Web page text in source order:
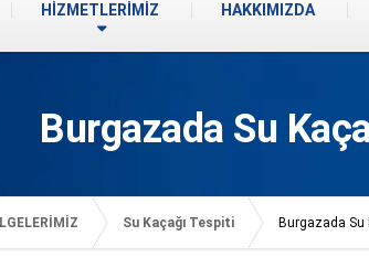
HİZMETLERİMİZ HAKKIMIZDA
Burgazada Su
Su Kaçağı Tespiti Burgazada Su